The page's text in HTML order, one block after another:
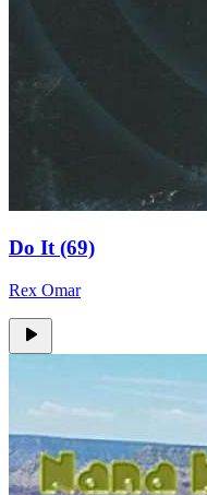
Do It (69)
Rex Omar